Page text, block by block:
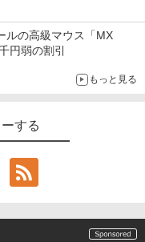
ルの高級マウス「MX
円弱の割引
もっと見る
する